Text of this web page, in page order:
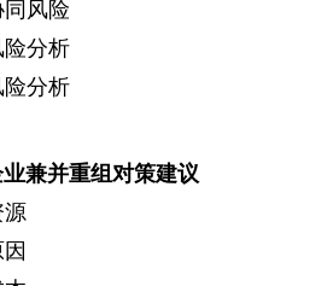
同风险
分析
分析
兼并重组对策建议
源